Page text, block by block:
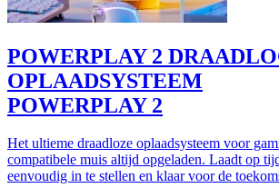
POWERPLAY 2
OPLAADSYSTEEM
POWERPLAY 2
Het ultieme draadloze oplaadsysteem voor
compatibele muis altijd opgeladen. Laadt op
eenvoudig in te stellen en klaar voor de